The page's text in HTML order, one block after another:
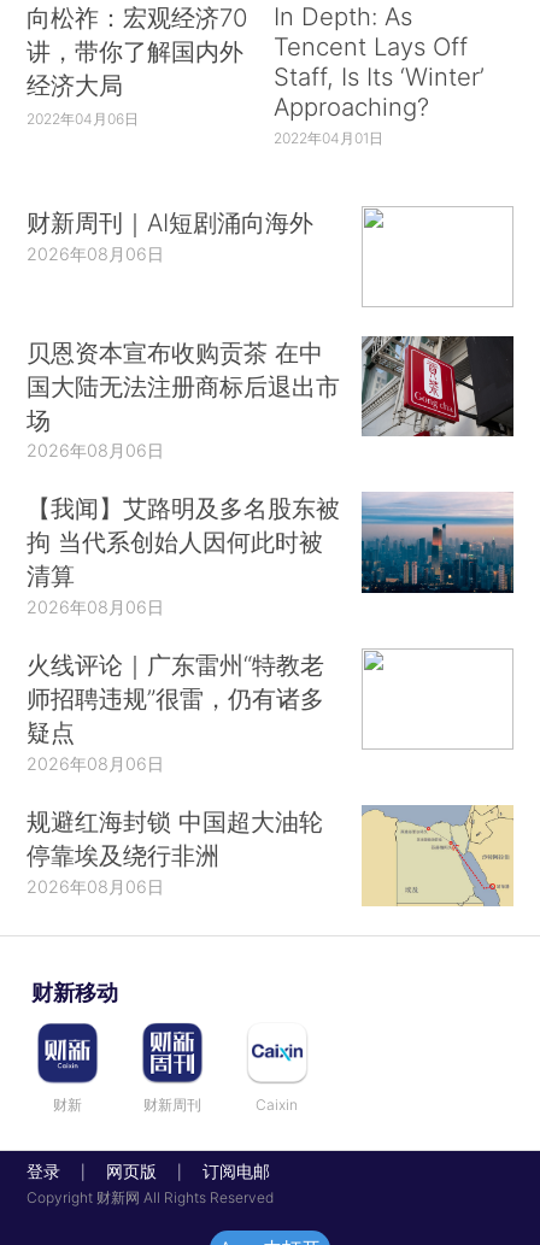
向松祚：宏观经济70
讲，带你了解国内外
经济大局
2022年04月06日
In Depth: As
Tencent Lays Off
Staff, Is Its ‘Winter’
Approaching?
2022年04月01日
财新周刊｜AI短剧涌向海外
2026年08月06日
贝恩资本宣布收购贡茶 在中
国大陆无法注册商标后退出市
场
2026年08月06日
【我闻】艾路明及多名股东被
拘 当代系创始人因何此时被
清算
2026年08月06日
火线评论｜广东雷州“特教老
师招聘违规”很雷，仍有诸多
疑点
2026年08月06日
规避红海封锁 中国超大油轮
停靠埃及绕行非洲
2026年08月06日
财新移动
财新 财新周刊 Caixin
登录 网页版 订阅电邮
Copyright 财新网 All Rights Reserved